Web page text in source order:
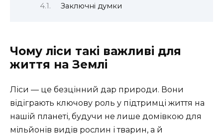
Заключні думки
Чому ліси такі важливі для
життя на Землі
Ліси — це безцінний дар природи. Вони
відіграють ключову роль у підтримці життя на
нашій планеті, будучи не лише домівкою для
мільйонів видів рослин і тварин, а й